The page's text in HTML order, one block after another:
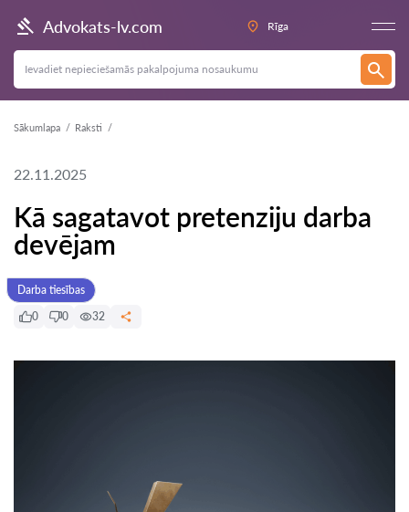
Advokats-lv.com Rīga
Sākumlapa Raksti
22.11.2025
Kā sagatavot pretenziju darba
devējam
Darba tiesības
0
0 32